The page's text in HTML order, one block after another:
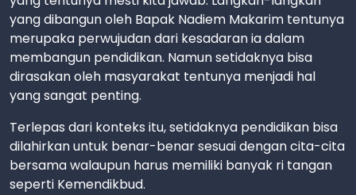
yang dibangun oleh Bapak Nadiem Makarim tentunya
merupaka perwujudan dari kesadaran ia dalam
membangun pendidikan. Namun setidaknya bisa
dirasakan oleh masyarakat tentunya menjadi hal
yang sangat penting.
Terlepas dari konteks itu, setidaknya pendidikan bisa
dilahirkan untuk benar-benar sesuai dengan cita-cita
bersama walaupun harus memiliki banyak ri tangan
seperti Kemendikbud.